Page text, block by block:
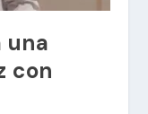
una
con